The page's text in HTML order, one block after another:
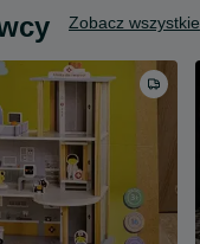
Zobacz wszystkie